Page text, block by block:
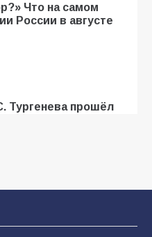
Что на самом
России в августе
Тургенева прошёл
дорожные работы